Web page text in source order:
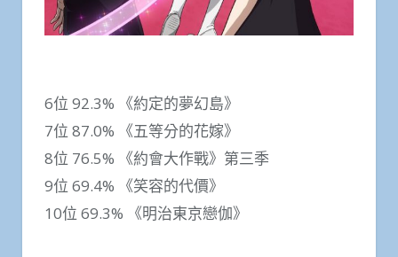
6位 92.3% 《約定的夢幻島》
7位 87.0% 《五等分的花嫁》
8位 76.5% 《約會大作戰》第三季
9位 69.4% 《笑容的代價》
10位 69.3% 《明治東京戀伽》